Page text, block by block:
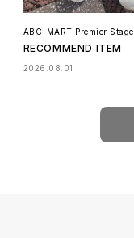
ABC-MART Premier Stage
RECOMMEND ITEM
2026.08.01